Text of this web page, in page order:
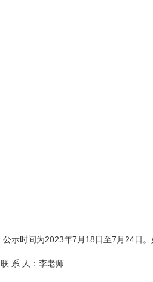
公示时间为2023年7月18日至7月24日
联 系 人：李老师